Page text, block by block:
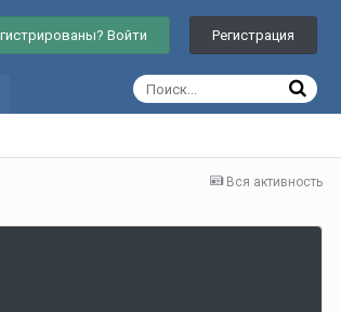
Войти Регистрация
Вся активность